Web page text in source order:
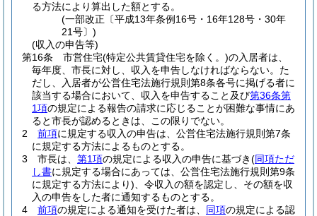
る方法により算出した額とする。
(一部改正〔平成13年条例16号・16年128号・30年
21号〕)
(収入の申告等)
第16条
市営住宅(特定公共賃貸住宅を除く。)の入居者は、
毎年度、市長に対し、収入を申告しなければならない。 た
だし、入居者が公営住宅法施行規則第8条各号に掲げる者に
該当する場合において、収入を申告すること及び第36条第
1項の規定による報告の請求に応じることが困難な事情にあ
ると市長が認めるときは、この限りでない。
2
前項に規定する収入の申告は、公営住宅法施行規則第7条
に規定する方法によるものとする。
3
市長は、 第1項の規定による収入の申告に基づき(同項ただ
し書に規定する場合にあっては、公営住宅法施行規則第9条
に規定する方法により) 、令収入の額を認定し、その額を収
入の申告をした者に通知するものとする。
4
前項の規定による通知を受けた者は、 同項の規定による認